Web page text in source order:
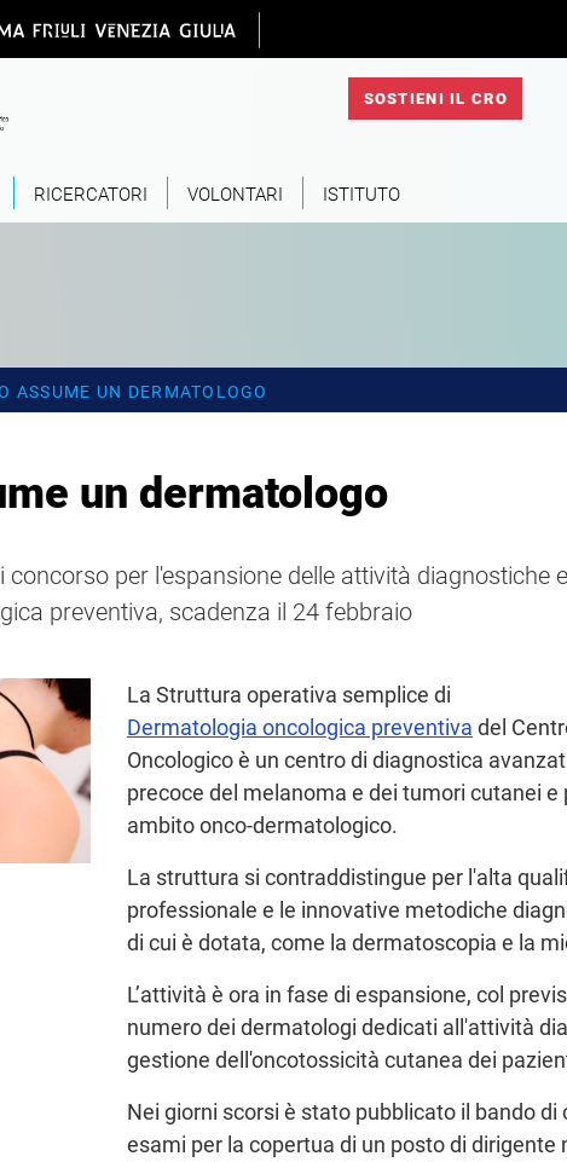
SOSTIENI IL CRO
RICERCATORI VOLONTARI ISTITUTO
ASSUME UN DERMATOLOGO
un dermatologo
concorso per l'espansione delle attività diagnostiche
preventiva, scadenza il 24 febbraio
La Struttura operativa semplice di
Dermatologia oncologica preventiva del
Oncologico è un centro di diagnostica
precoce del melanoma e dei tumori cutanei e
ambito onco-dermatologico.
La struttura si contraddistingue per l'alta
professionale e le innovative metodiche
di cui è dotata, come la dermatoscopia e la
L’attività è ora in fase di espansione, col
numero dei dermatologi dedicati all'attività
gestione dell'oncotossicità cutanea dei
Nei giorni scorsi è stato pubblicato il bando di
esami per la copertua di un posto di dirigente